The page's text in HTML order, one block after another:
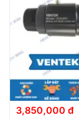
3,850,000 đ